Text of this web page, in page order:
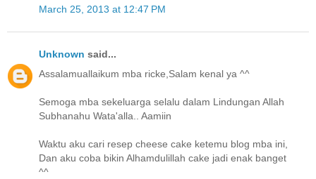
March 25, 2013 at 12:47 PM
Unknown said...
Assalamuallaikum mba ricke,Salam kenal ya ^^
Semoga mba sekeluarga selalu dalam Lindungan Allah
Subhanahu Wata'alla.. Aamiin
Waktu aku cari resep cheese cake ketemu blog mba ini,
Dan aku coba bikin Alhamdulillah cake jadi enak banget
^^